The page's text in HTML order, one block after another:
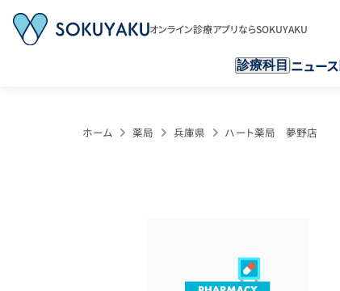
オンライン診療アプリならSOKUYAKU
診療科目 ニュース
ホーム 薬局 兵庫県 ハート薬局 夢野店